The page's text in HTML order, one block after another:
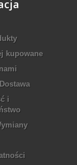
kupowane
i